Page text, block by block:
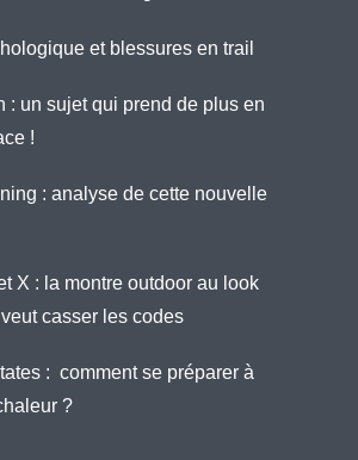
et blessures en trail
: un sujet qui prend de plus en
!
: analyse de cette nouvelle
X : la montre outdoor au look
casser les codes
: comment se préparer à
?